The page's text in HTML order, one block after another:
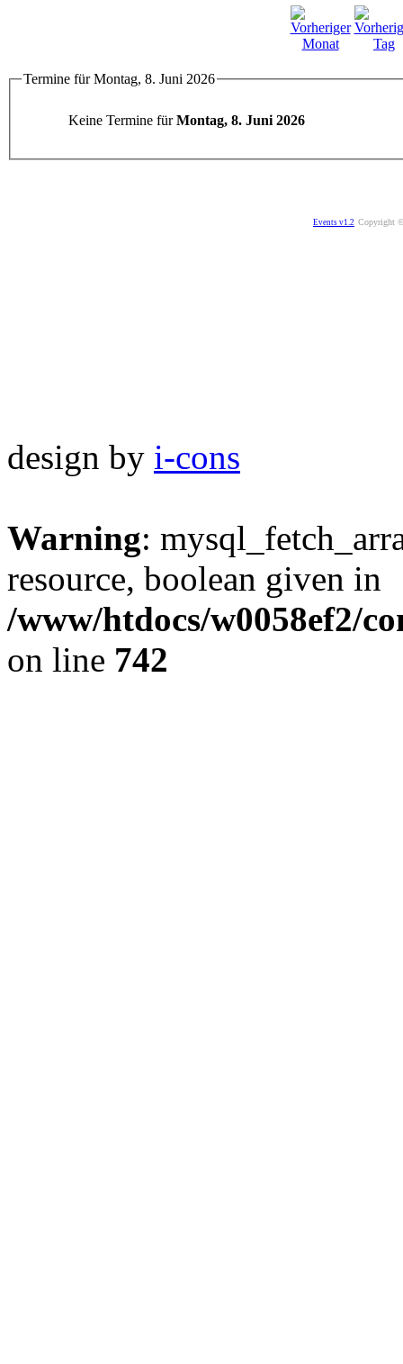
Termine für Montag, 8. Juni 2026
Keine Termine fürMontag, 8. Juni 2026
Events v1.2 Copyright
design by i-cons
Warning:
resource, boolean given in
/www/htdocs/w0058ef2/
on line 742